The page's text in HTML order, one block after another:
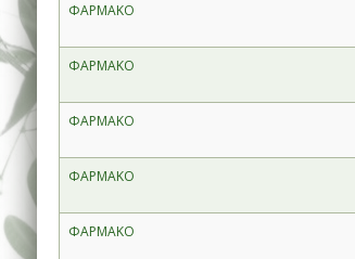
ΦΑΡΜΑΚΟ
ΦΑΡΜΑΚΟ
ΦΑΡΜΑΚΟ
ΦΑΡΜΑΚΟ
ΦΑΡΜΑΚΟ